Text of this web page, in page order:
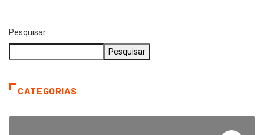
Pesquisar
Pesquisar
CATEGORIAS